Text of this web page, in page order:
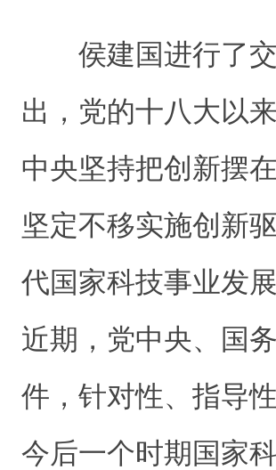
侯建国进行了交
出，党的十八大以
中央坚持把创新摆
坚定不移实施创新
代国家科技事业发
近期，党中央、国
件，针对性、指导
今后一个时期国家